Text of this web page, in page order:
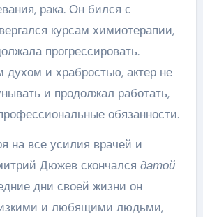
рака. Он бился с
курсам химиотерапии,
прогрессировать.
и храбростью, актер не
и продолжал работать,
обязанности.
на все усилия врачей и
Дюжев скончался датой
дни своей жизни он
и любящими людьми,